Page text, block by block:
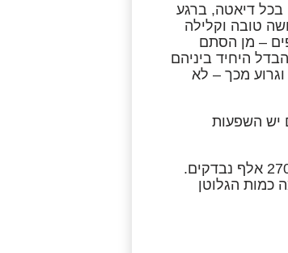
בכל דיאטה, ברגע
טובה וקלילה
– מן הסתם
היחיד ביניהם
מכך – לא
האם יש השפעות
המחקר התבסס על מידע שנאסף במחקר קודם שנערך במשך 30 שנה בקרב כ-270 אלף נבדקים.
כמות הגלוטן